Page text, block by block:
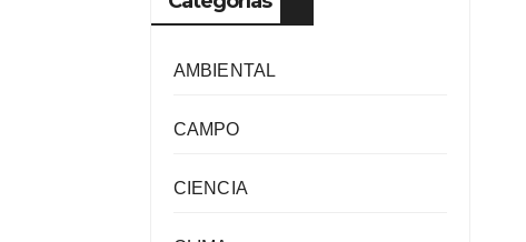
AMBIENTAL
CAMPO
CIENCIA